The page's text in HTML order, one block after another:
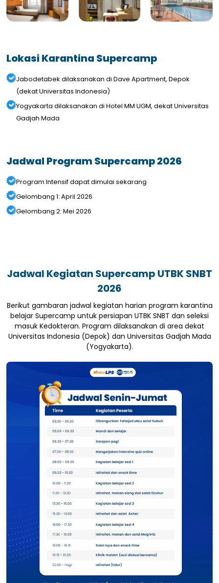
Lokasi Karantina Supercamp
Jabodetabek dilaksanakan di Dave Apartment, Depok
(dekat Universitas Indonesia)
Yogyakarta dilaksanakan di Hotel MM UGM, dekat Universitas
Gadjah Mada
Jadwal Program Supercamp 2026
Program Intensif dapat dimulai sekarang
Gelombang 1: April 2026
Gelombang 2: Mei 2026
Jadwal Kegiatan Supercamp UTBK SNBT
2026
Berikut gambaran jadwal kegiatan harian program karantina
belajar Supercamp untuk persiapan UTBK SNBT dan seleksi
masuk Kedokteran. Program dilaksanakan di area dekat
Universitas Indonesia (Depok) dan Universitas Gadjah Mada
(Yogyakarta).